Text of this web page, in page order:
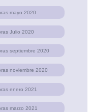
mayo 2020
Julio 2020
septiembre 2020
noviembre 2020
enero 2021
marzo 2021